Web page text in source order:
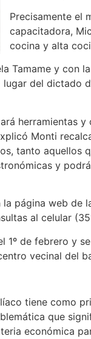
Precisamente el
capacitadora,
cocina y alta
Tamame y con
lugar del dictado
herramientas
Monti
tanto aquellos
y
página web de
al celular
1º de febrero y
vecinal del
tiene como
que
económica